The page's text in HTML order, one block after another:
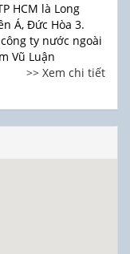
HCM là Long
Á, Đức Hòa 3.
ty nước ngoài
Vũ Luận
>> Xem chi tiết